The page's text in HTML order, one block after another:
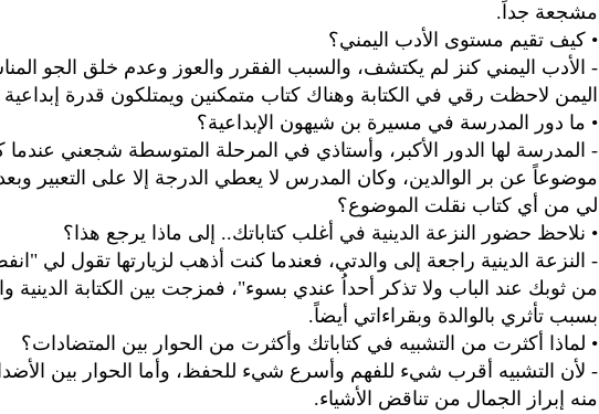
مشجعة جداً.
• كيف تقيم مستوى الأدب اليمني؟
- الأدب اليمني كنز لم يكتشف، والسبب الفقرر والعوز وعدم خلق الجو
اليمن لاحظت رقي في الكتابة وهناك كتاب متمكنين ويمتلكون قدرة إبداعية
• ما دور المدرسة في مسيرة بن شيهون الإبداعية؟
- المدرسة لها الدور الأكبر، وأستاذي في المرحلة المتوسطة شجعني عندما
موضوعاً عن بر الوالدين، وكان المدرس لا يعطي الدرجة إلا على التعبير
لي من أي كتاب نقلت الموضوع؟
• نلاحظ حضور النزعة الدينية في أغلب كتاباتك.. إلى ماذا يرجع هذا؟
- النزعة الدينية راجعة إلى والدتي، فعندما كنت أذهب لزيارتها تقول لي
من ثوبك عند الباب ولا تذكر أحداُ عندي بسوء"، فمزجت بين الكتابة الدينية
بسبب تأثري بالوالدة وبقراءاتي أيضاً.
• لماذا أكثرت من التشبيه في كتاباتك وأكثرت من الحوار بين المتضادات؟
- لأن التشبيه أقرب شيء للفهم وأسرع شيء للحفظ، وأما الحوار بين
منه إبراز الجمال من تناقض الأشياء.